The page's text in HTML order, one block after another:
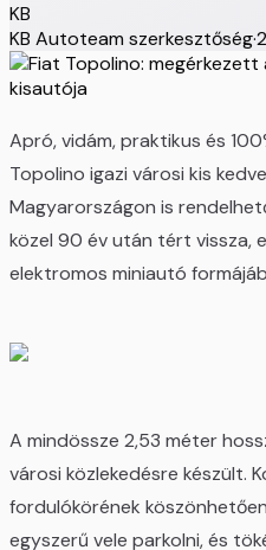
KB
KB Autoteam szerkesztőség·
Apró, vidám, praktikus és
Topolino igazi városi kis
Magyarországon is
közel 90 év után tért vissza,
elektromos miniautó
A mindössze 2,53 méter
városi közlekedésre készült.
fordulókörének
egyszerű vele parkolni, és